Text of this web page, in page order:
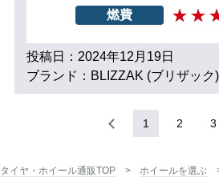
燃費
投稿日：2024年12月19日
ブランド：BLIZZAK (ブリザック
1 2 3
タイヤ・ホイール通販TOP ホイールを選ぶ